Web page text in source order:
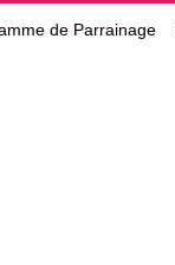
de Parrainage